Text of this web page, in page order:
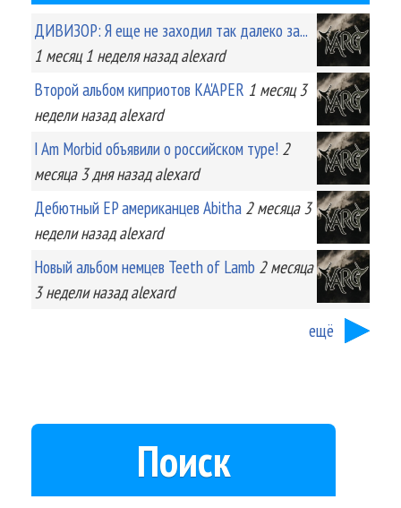
ДИВИЗОР: Я еще не заходил так далеко за...
1 месяц 1 неделяназад alexard
Второй альбом киприотов KA'APER 1 месяц 3
неделиназад alexard
I Am Morbid объявили о российском туре! 2
месяца 3 дняназад alexard
Дебютный EP американцев Abitha 2 месяца 3
неделиназад alexard
Новый альбом немцев Teeth of Lamb 2 месяца
3 неделиназад alexard
ещё
Поиск